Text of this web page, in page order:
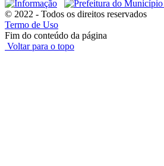
© 2022 - Todos os direitos reservados
Termo de Uso
Fim do conteúdo da página
Voltar para o topo